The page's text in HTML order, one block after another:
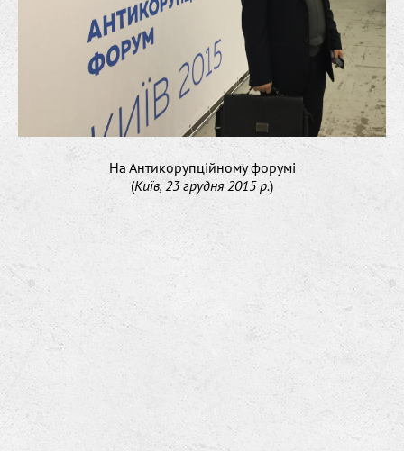
На Антикорупційному форумі
(Київ, 23 грудня 2015 р.)